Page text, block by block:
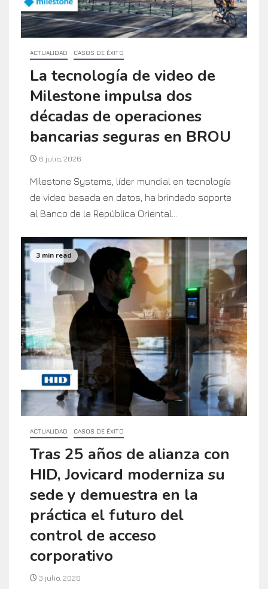
ACTUALIDAD CASOS DE ÉXITO
La tecnología de video de
Milestone impulsa dos
décadas de operaciones
bancarias seguras en BROU
6 julio, 2026
Milestone Systems, líder mundial en tecnología
de video basada en datos, ha brindado soporte
al Banco de la República Oriental...
3 min read
ACTUALIDAD CASOS DE ÉXITO
Tras 25 años de alianza con
HID, Jovicard moderniza su
sede y demuestra en la
práctica el futuro del
control de acceso
corporativo
3 julio, 2026